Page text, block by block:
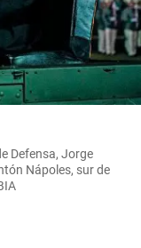
Defensa, Jorge
Nápoles, sur de